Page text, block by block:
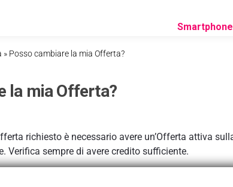
Smartphone
» Posso cambiare la mia Offerta?
la mia Offerta?
richiesto è necessario avere un’Offerta attiva
Verifica sempre di avere credito sufficiente.